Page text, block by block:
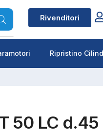
Rivenditori
Ripristino
50 LC d.45